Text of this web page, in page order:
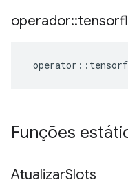
operador::
operator ::
Funções
AtualizarSlots